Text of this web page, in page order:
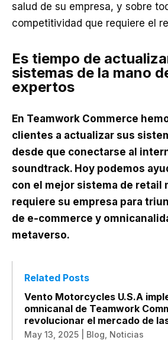
salud de su empresa, y sobre
competitividad que requiere el
Es tiempo de
sistemas de la mano
expertos
En Teamwork Commerce
clientes a actualizar sus
desde que conectarse al
soundtrack. Hoy podemos
con el mejor sistema de retail
requiere su empresa para
de e-commerce y
metaverso.
Related Posts
Vento Motorcycles U.S.A
omnicanal de Teamwork
revolucionar el mercado de
May 13, 2025 Blog Noticias